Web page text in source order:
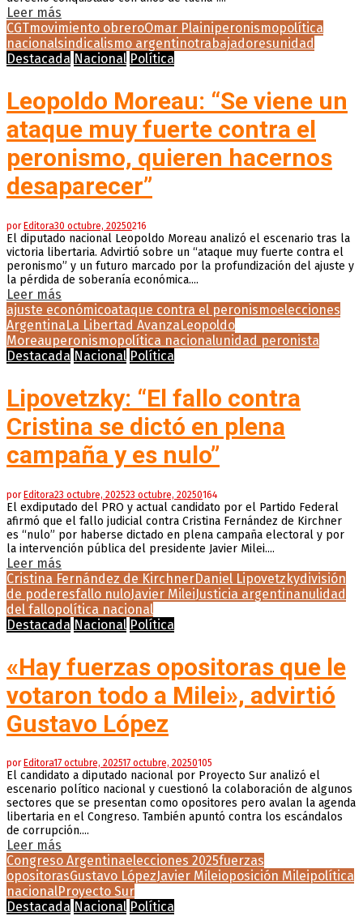
Leer más
CGTmovimiento obreroOmar Plainiperonismopolítica
nacionalsindicalismo argentinotrabajadoresunidad
Destacada Nacional Política
Leopoldo Moreau: “Se viene un
ataque muy fuerte contra el
peronismo, quieren hacernos
desaparecer”
porEditora30 octubre, 20250216
El diputado nacional Leopoldo Moreau analizó el escenario tras la
victoria libertaria. Advirtió sobre un “ataque muy fuerte contra el
peronismo” y un futuro marcado por la profundización del ajuste y
la pérdida de soberanía económica....
Leer más
ajuste económicoataque contra el peronismoelecciones
ArgentinaLa Libertad AvanzaLeopoldo
Moreauperonismopolítica nacionalunidad peronista
Destacada Nacional Política
Lipovetzky: “El fallo contra
Cristina se dictó en plena
campaña y es nulo”
porEditora23 octubre, 202523 octubre, 20250164
El exdiputado del PRO y actual candidato por el Partido Federal
afirmó que el fallo judicial contra Cristina Fernández de Kirchner
es “nulo” por haberse dictado en plena campaña electoral y por
la intervención pública del presidente Javier Milei....
Leer más
Cristina Fernández de KirchnerDaniel Lipovetzkydivisión
de poderesfallo nuloJavier MileiJusticia argentinanulidad
del fallopolítica nacional
Destacada Nacional Política
«Hay fuerzas opositoras que le
votaron todo a Milei», advirtió
Gustavo López
por Editora17 octubre, 202517 octubre, 20250105
El candidato a diputado nacional por Proyecto Sur analizó el
escenario político nacional y cuestionó la colaboración de algunos
sectores que se presentan como opositores pero avalan la agenda
libertaria en el Congreso. También apuntó contra los escándalos
de corrupción....
Leer más
Congreso Argentinaelecciones 2025fuerzas
opositorasGustavo LópezJavier Mileioposición Mileipolítica
nacionalProyecto Sur
Destacada Nacional Política